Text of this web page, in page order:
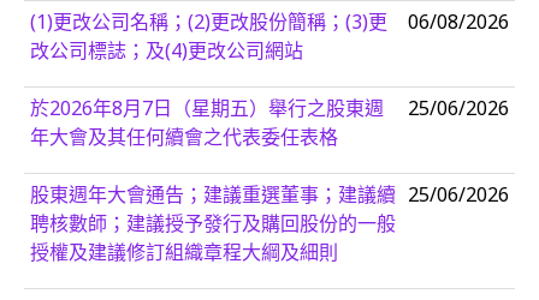
(1)更改公司名稱；(2)更改股份簡稱；(3)更
改公司標誌；及(4)更改公司網站
06/08/2026
於2026年8月7日（星期五）舉行之股東週
年大會及其任何續會之代表委任表格
25/06/2026
股東週年大會通告；建議重選董事；建議續
聘核數師；建議授予發行及購回股份的一般
授權及建議修訂組織章程大綱及細則
25/06/2026